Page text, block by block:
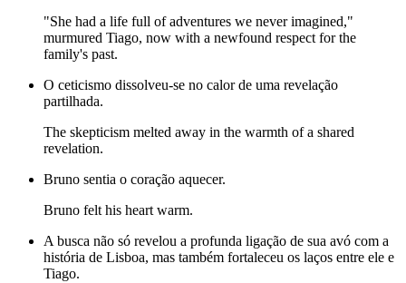
"She had a life full of adventures we never imagined,"
murmured Tiago, now with a newfound respect for the
family's past.
O ceticismo dissolveu-se no calor de uma revelação
partilhada.
The skepticism melted away in the warmth of a shared
revelation.
Bruno sentia o coração aquecer.
Bruno felt his heart warm.
A busca não só revelou a profunda ligação de sua avó com a
história de Lisboa, mas também fortaleceu os laços entre ele e
Tiago.